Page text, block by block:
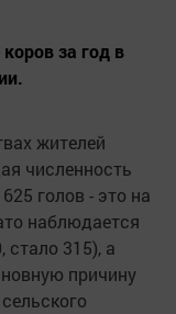
за год в
жителей
численность
голов - это на
наблюдается
стало 315), а
причину